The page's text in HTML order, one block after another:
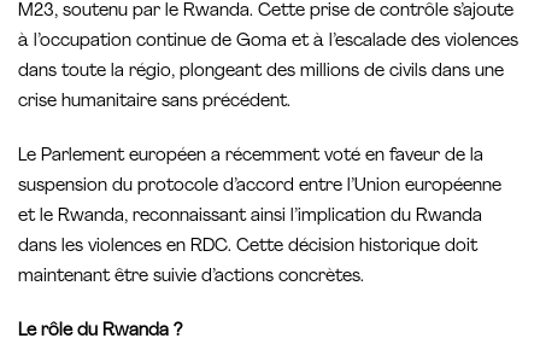
M23, soutenu par le Rwanda. Cette prise de contrôle s’ajoute
à l’occupation continue de Goma et à l’escalade des violences
dans toute la régio, plongeant des millions de civils dans une
crise humanitaire sans précédent.
Le Parlement européen a récemment voté en faveur de la
suspension du protocole d’accord entre l’Union européenne
et le Rwanda, reconnaissant ainsi l’implication du Rwanda
dans les violences en RDC. Cette décision historique doit
maintenant être suivie d’actions concrètes.
Le rôle du Rwanda ?